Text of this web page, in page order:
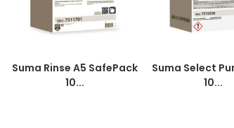
Suma Rinse A5 SafePack
10...
Suma Select
10...